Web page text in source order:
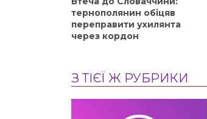
тернополянин обіцяв
переправити ухилянта
через кордон
З ТІЄЇ Ж РУБРИКИ